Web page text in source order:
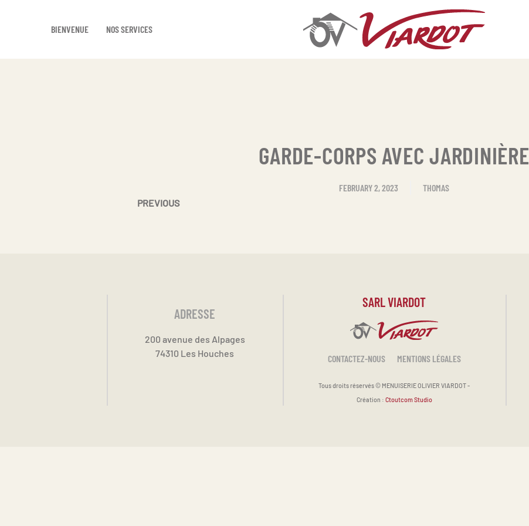
BIENVENUE NOS SERVICES
GARDE-CORPS AVEC JARDINIÈRE
FEBRUARY 2, 2023
THOMAS
PREVIOUS
ADRESSE
200 avenue des Alpages
74310 Les Houches
SARL VIARDOT
CONTACTEZ-NOUS MENTIONS LÉGALES
Tous droits réservés © MENUISERIE OLIVIER VIARDOT -
Création : Ctoutcom Studio